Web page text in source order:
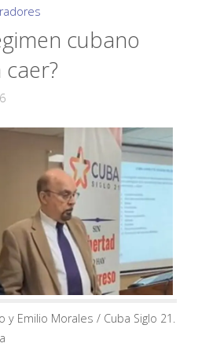
cubano
y Emilio Morales / Cuba Siglo 21.